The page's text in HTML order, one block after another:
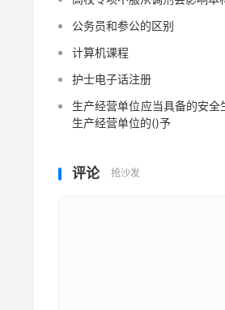
公务员和参公的区别
计算机课程
护士电子话注册
生产经营单位应当具备的安
生产经营单位的()予
评论 抢沙发